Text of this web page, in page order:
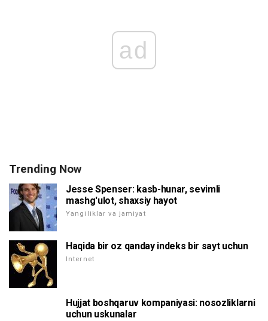
ad
Trending Now
Jesse Spenser: kasb-hunar, sevimli
mashg'ulot, shaxsiy hayot
Yangiliklar va jamiyat
Haqida bir oz qanday indeks bir sayt uchun
Internet
Hujjat boshqaruv kompaniyasi: nosozliklarni
uchun uskunalar